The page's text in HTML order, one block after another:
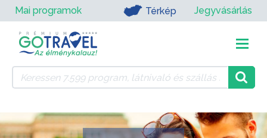
Mai programok Térkép Jegyvásárlás